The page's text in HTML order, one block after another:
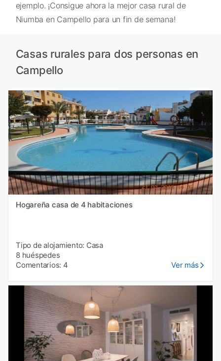
ejemplo. ¡Consigue ahora la mejor casa rural de
Niumba en Campello para un fin de semana!
Casas rurales para dos personas en
Campello
Hogareña casa de 4 habitaciones
Tipo de alojamiento: Casa
8 huéspedes
Comentarios: 4
Ver más